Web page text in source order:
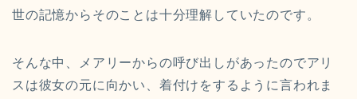
世の記憶からそのことは十分理解していたのです。
そんな中、メアリーからの呼び出しがあったのでアリ
スは彼女の元に向かい、着付けをするように言われま